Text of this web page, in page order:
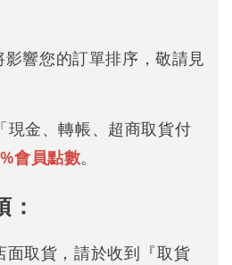
響您的訂單排序，敬請見
現金、轉帳、超商取貨付
會員點數。
面取貨，請於收到『取貨